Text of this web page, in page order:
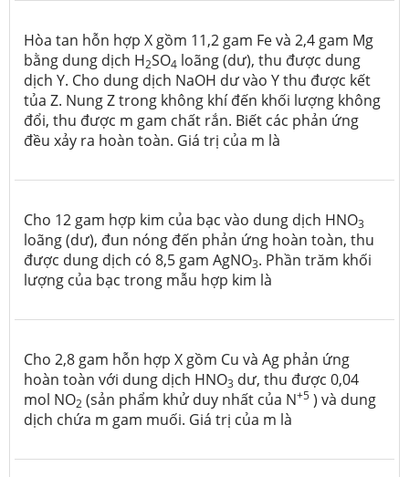
Hòa tan hỗn hợp X gồm 11,2 gam Fe và 2,4 gam Mg
bằng dung dịch H2SO4 loãng (dư), thu được dung
dịch Y. Cho dung dịch NaOH dư vào Y thu được kết
tủa Z. Nung Z trong không khí đến khối lượng không
đổi, thu được m gam chất rắn. Biết các phản ứng
đều xảy ra hoàn toàn. Giá trị của m là
Cho 12 gam hợp kim của bạc vào dung dịch HNO3
loãng (dư), đun nóng đến phản ứng hoàn toàn, thu
được dung dịch có 8,5 gam AgNO3. Phần trăm khối
lượng của bạc trong mẫu hợp kim là
Cho 2,8 gam hỗn hợp X gồm Cu và Ag phản ứng
hoàn toàn với dung dịch HNO3 dư, thu được 0,04
mol NO2 (sản phẩm khử duy nhất của N+5 ) và dung
dịch chứa m gam muối. Giá trị của m là